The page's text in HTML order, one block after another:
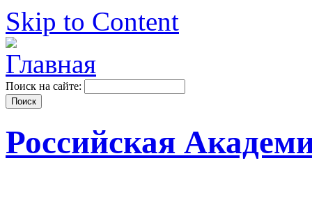
Skip to Content
Поиск на сайте:
Российская